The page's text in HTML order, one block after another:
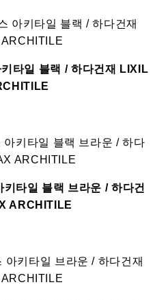
타일 블랙 / 하다건재 LIXIL
타일 블랙 브라운 / 하다건
ARCHITILE